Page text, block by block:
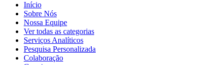
Início
Sobre Nós
Nossa Equipe
Ver todas as categorias
Serviços Analíticos
Pesquisa Personalizada
Colaboração